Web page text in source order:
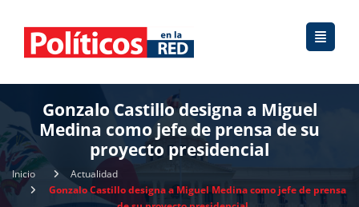
Gonzalo Castillo designa a Miguel
Medina como jefe de prensa de su
proyecto presidencial
Inicio
Actualidad
Gonzalo Castillo designa a Miguel Medina como jefe de prensa